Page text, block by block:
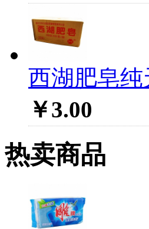
西湖肥皂纯
￥3.00
热卖商品